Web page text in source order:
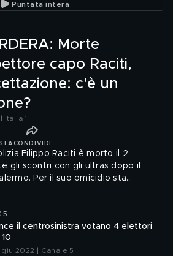
perquisizione
Puntata intera
Morte
capo Raciti,
c'è un
Italia 1
CONDIVIDI
Filippo Raciti è morto il 2
gli scontri con gli ultras dopo il
Per il suo omicidio sta
sembrano però offrire un'altra
Ismaele La Vardera si mette sulle
testimone
il centrosinistra votano 4 elettori
giu 2022 | Canale 5